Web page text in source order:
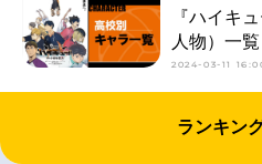
『ハイキ
人物）一
2024-03-11
ランキン